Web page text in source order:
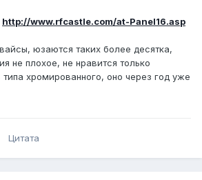
http://www.rfcastle.com/at-Panel16.asp
юзаются таких более десятка,
не плохое, не нравится только
хромированного, оно через год уже
Цитата